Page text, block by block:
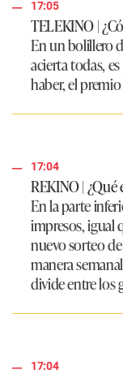
17:05
TELEKINO |
En un bolillero
acierta todas,
haber, el
17:04
REKINO | ¿Qué
En la parte
impresos, igual
nuevo sorteo
manera
divide entre los
17:04